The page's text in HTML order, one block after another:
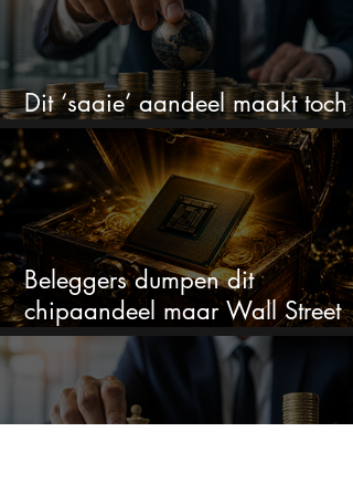
Dit ‘saaie’ aandeel maakt toch
bizar veel winst
Beleggers dumpen dit
chipaandeel maar Wall Street
ziet een zeldzame koopkans